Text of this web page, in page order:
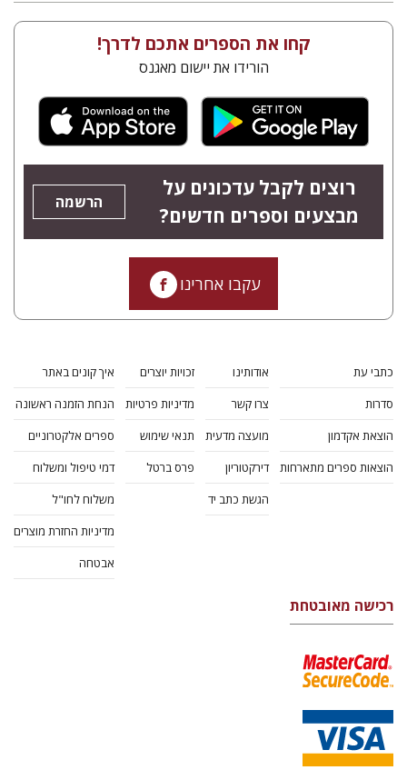
קחו את הספרים אתכם לדרך!
הורידו את יישום מאגנס
רוצים לקבל עדכונים על
מבצעים וספרים חדשים?
הרשמה
עקבו אחרינו
כתבי עת
סדרות
הוצאת אקדמון
הוצאות ספרים מתארחות
אודותינו
צרו קשר
מועצה מדעית
דירקטוריון
הגשת כתב יד
זכויות יוצרים
מדיניות פרטיות
תנאי שימוש
פרס ברטל
איך קונים באתר
הנחת הזמנה ראשונה
ספרים אלקטרוניים
דמי טיפול ומשלוח
משלוח לחו"ל
מדיניות החזרת מוצרים
אבטחה
רכישה מאובטחת